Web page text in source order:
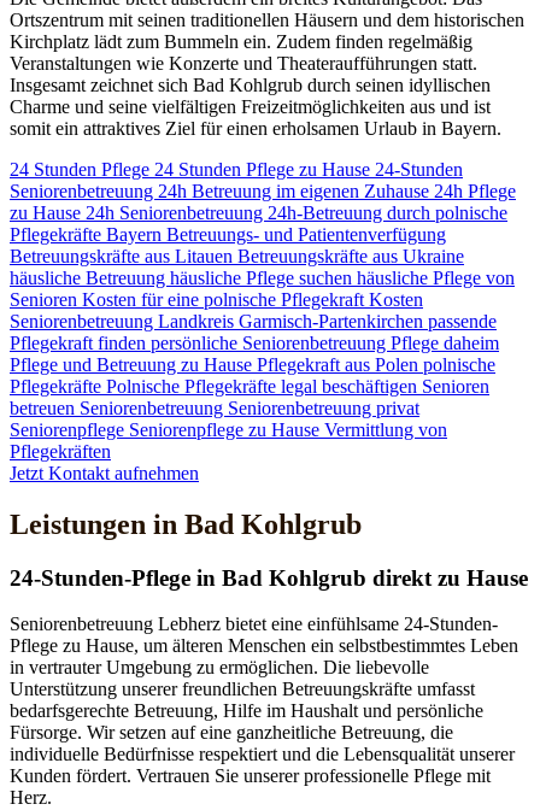
Ortszentrum mit seinen traditionellen Häusern und dem historischen
Kirchplatz lädt zum Bummeln ein. Zudem finden regelmäßig
Veranstaltungen wie Konzerte und Theateraufführungen statt.
Insgesamt zeichnet sich Bad Kohlgrub durch seinen idyllischen
Charme und seine vielfältigen Freizeitmöglichkeiten aus und ist
somit ein attraktives Ziel für einen erholsamen Urlaub in Bayern.
24 Stunden Pflege 24 Stunden Pflege zu Hause 24-Stunden
Seniorenbetreuung 24h Betreuung im eigenen Zuhause 24h Pflege
zu Hause 24h Seniorenbetreuung 24h-Betreuung durch polnische
Pflegekräfte Bayern Betreuungs- und Patientenverfügung
Betreuungskräfte aus Litauen Betreuungskräfte aus Ukraine
häusliche Betreuung häusliche Pflege suchen häusliche Pflege von
Senioren Kosten für eine polnische Pflegekraft Kosten
Seniorenbetreuung Landkreis Garmisch-Partenkirchen passende
Pflegekraft finden persönliche Seniorenbetreuung Pflege daheim
Pflege und Betreuung zu Hause Pflegekraft aus Polen polnische
Pflegekräfte Polnische Pflegekräfte legal beschäftigen Senioren
betreuen Seniorenbetreuung Seniorenbetreuung privat
Seniorenpflege Seniorenpflege zu Hause Vermittlung von
Pflegekräften
Jetzt Kontakt aufnehmen
Leistungen in Bad Kohlgrub
24-Stunden-Pflege in Bad Kohlgrub direkt zu Hause
Seniorenbetreuung Lebherz bietet eine einfühlsame 24-Stunden-
Pflege zu Hause, um älteren Menschen ein selbstbestimmtes Leben
in vertrauter Umgebung zu ermöglichen. Die liebevolle
Unterstützung unserer freundlichen Betreuungskräfte umfasst
bedarfsgerechte Betreuung, Hilfe im Haushalt und persönliche
Fürsorge. Wir setzen auf eine ganzheitliche Betreuung, die
individuelle Bedürfnisse respektiert und die Lebensqualität unserer
Kunden fördert. Vertrauen Sie unserer professionelle Pflege mit
Herz.